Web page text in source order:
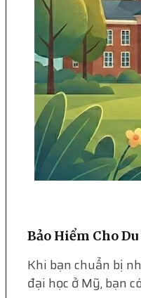
Bảo Hiểm Cho
Khi bạn chuẩn bị
đại học ở Mỹ, bạn